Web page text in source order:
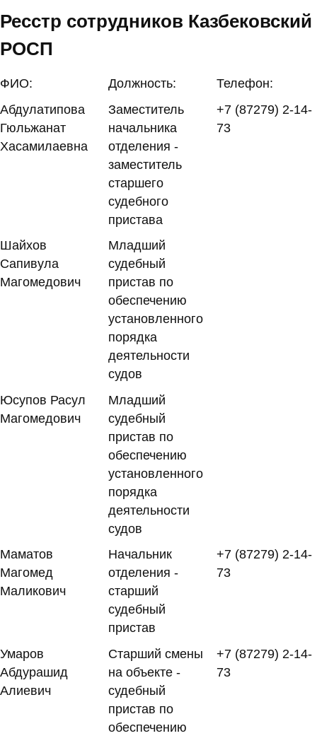
Ресстр сотрудников Казбековский
РОСП
ФИО: Должность:
Телефон:
Абдулатипова
Гюльжанат
Хасамилаевна
Заместитель
начальника
отделения -
заместитель
старшего
судебного
пристава
+7 (87279) 2-14-
73
Шайхов
Сапивула
Магомедович
Младший
судебный
пристав по
обеспечению
установленного
порядка
деятельности
судов
Юсупов Расул
Магомедович
Младший
судебный
пристав по
обеспечению
установленного
порядка
деятельности
судов
Маматов
Магомед
Маликович
Начальник
отделения -
старший
судебный
пристав
+7 (87279) 2-14-
73
Умаров
Абдурашид
Алиевич
Старший смены
на объекте -
судебный
пристав по
обеспечению
+7 (87279) 2-14-
73